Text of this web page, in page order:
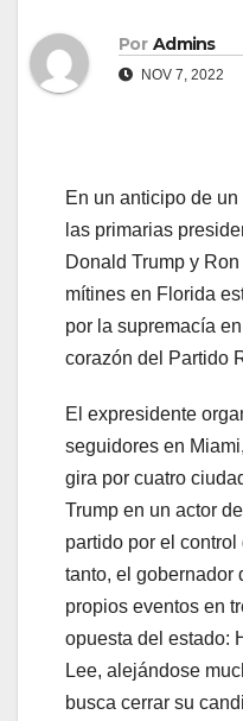
Por Admins
NOV 7, 2022
En un anticipo de
las primarias
Donald Trump y
mítines en Florida
por la supremacía
corazón del Partido
El expresidente
seguidores en
gira por cuatro
Trump en un actor
partido por el
tanto, el gobernador
propios eventos en
opuesta del estado:
Lee, alejándose
busca cerrar su